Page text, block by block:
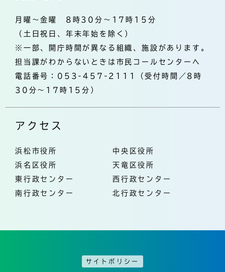
月曜～金曜 8時30分～17時15分
（土日祝日、年末年始を除く）
※一部、開庁時間が異なる組織、施設があります。
担当課がわからないときは市民コールセンターへ
電話番号：053-457-2111（受付時間／8時
30分～17時15分）
アクセス
浜松市役所
中央区役所
浜名区役所
天竜区役所
東行政センター
西行政センター
南行政センター
北行政センター
サイトポリシー